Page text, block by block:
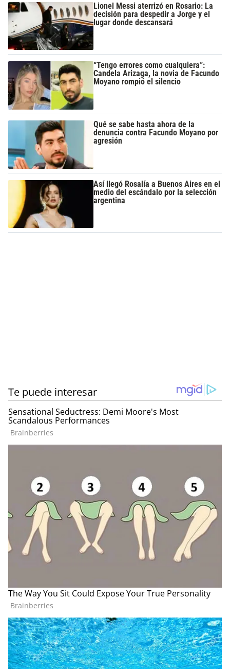
Lionel Messi aterrizó en Rosario: La
decisión para despedir a Jorge y el
lugar donde descansará
“Tengo errores como cualquiera”:
Candela Arizaga, la novia de Facundo
Moyano rompió el silencio
Qué se sabe hasta ahora de la
denuncia contra Facundo Moyano por
agresión
Así llegó Rosalía a Buenos Aires en el
medio del escándalo por la selección
argentina